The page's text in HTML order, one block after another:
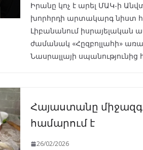
Իրանը կոչ է արել ՄԱԿ-ի
խորհրդի արտակարգ նիստ
Լիբանանում իսրայելական
ժամանակ «Հըզբոլլահի»
Նասրալլայի սպանությունից
Հայաստանը
համարում է
26/02/2026